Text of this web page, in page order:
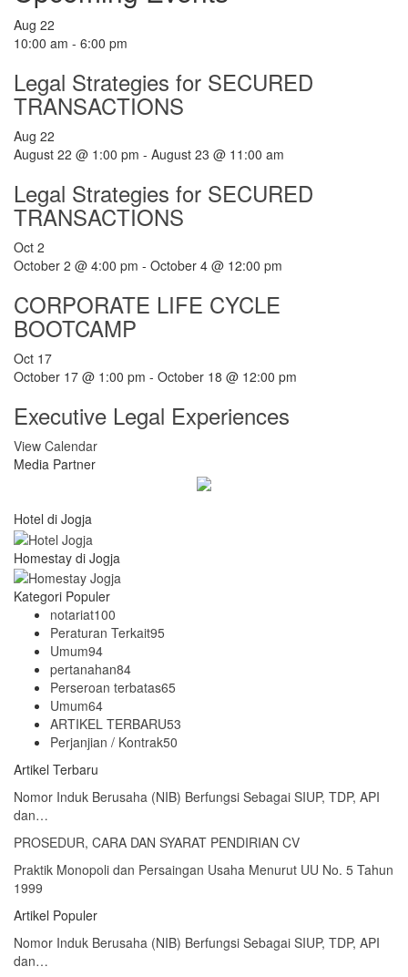
Aug 22
10:00 am - 6:00 pm
Legal Strategies for SECURED
TRANSACTIONS
Aug 22
August 22 @ 1:00 pm - August 23 @ 11:00 am
Legal Strategies for SECURED
TRANSACTIONS
Oct 2
October 2 @ 4:00 pm - October 4 @ 12:00 pm
CORPORATE LIFE CYCLE
BOOTCAMP
Oct 17
October 17 @ 1:00 pm - October 18 @ 12:00 pm
Executive Legal Experiences
View Calendar
Media Partner
Hotel di Jogja
Homestay di Jogja
Kategori Populer
notariat100
Peraturan Terkait95
Umum94
pertanahan84
Perseroan terbatas65
Umum64
ARTIKEL TERBARU53
Perjanjian / Kontrak50
Artikel Terbaru
Nomor Induk Berusaha (NIB) Berfungsi Sebagai SIUP, TDP, API
dan…
PROSEDUR, CARA DAN SYARAT PENDIRIAN CV
Praktik Monopoli dan Persaingan Usaha Menurut UU No. 5 Tahun
1999
Artikel Populer
Nomor Induk Berusaha (NIB) Berfungsi Sebagai SIUP, TDP, API
dan…